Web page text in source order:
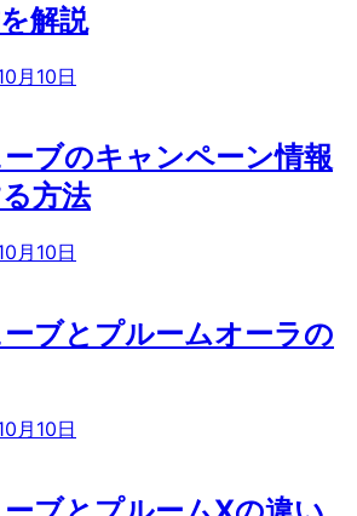
解説
月10日
ブのキャンペーン情報
方法
月10日
ブとプルームオーラの
月10日